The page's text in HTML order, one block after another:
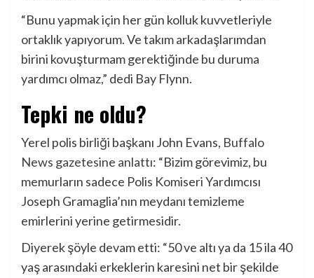
“Bunu yapmak için her gün kolluk kuvvetleriyle
ortaklık yapıyorum. Ve takım arkadaşlarımdan
birini kovuşturmam gerektiğinde bu duruma
yardımcı olmaz,” dedi Bay Flynn.
Tepki ne oldu?
Yerel polis birliği başkanı John Evans, Buffalo
News gazetesine anlattı: “Bizim görevimiz, bu
memurların sadece Polis Komiseri Yardımcısı
Joseph Gramaglia’nın meydanı temizleme
emirlerini yerine getirmesidir.
Diyerek şöyle devam etti: “50 ve altı ya da 15 ila 40
yaş arasındaki erkeklerin karesini net bir şekilde